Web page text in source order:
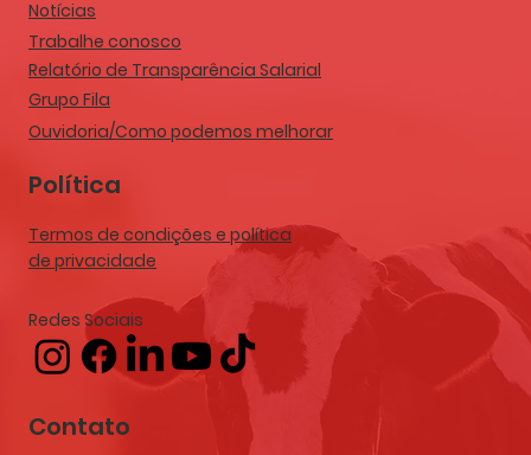
Notícias
Trabalhe conosco
Relatório de Transparência Salarial
Grupo Fila
Ouvidoria/Como podemos melhorar
Política
Termos de condições e política
de privacidade
Redes Sociais
Contato